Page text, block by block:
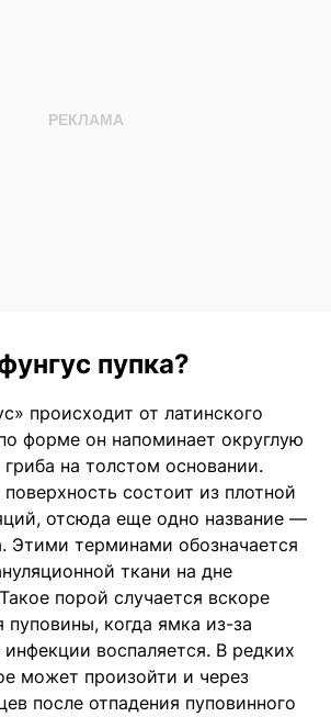
пупка?
происходит от латинского
форме он напоминает округлую
на толстом основании.
состоит из плотной
отсюда еще одно название —
Этими терминами обозначается
ткани на дне
порой случается вскоре
пуповины, когда ямка из-за
инфекции воспаляется. В редких
может произойти и через
после отпадения пуповинного